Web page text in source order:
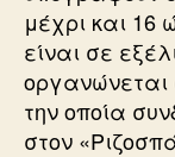
μέχρι και 16
είναι σε
οργανώνεται
την οποία
στον